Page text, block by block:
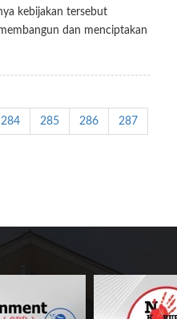
kebijakan tersebut
dan menciptakan
284 285 286 287